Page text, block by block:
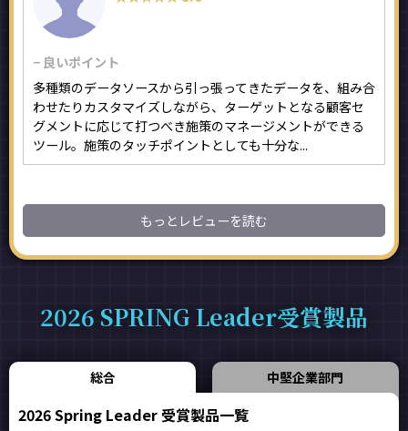
− 良いポイント
多種類のデータソースから引っ張ってきたデータを、組み合
わせたりカスタマイズしながら、ターゲットとなる顧客セ
グメントに応じて打つべき施策のマネージメントができる
ツール。施策のタッチポイントとしても十分な...
もっとレビューを読む
2026 SPRING Leader受賞製品
総合 中堅企業部門
2026 Spring Leader 受賞製品一覧